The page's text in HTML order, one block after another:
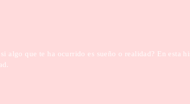
algo que te ha ocurrido es sueño o realidad? En esta